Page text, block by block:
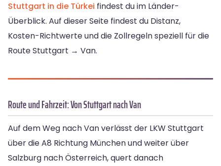
Stuttgart in die Türkei findest du im Länder-
Überblick. Auf dieser Seite findest du Distanz,
Kosten-Richtwerte und die Zollregeln speziell für die
Route Stuttgart → Van.
Route und Fahrzeit: Von Stuttgart nach Van
Auf dem Weg nach Van verlässt der LKW Stuttgart
über die A8 Richtung München und weiter über
Salzburg nach Österreich, quert danach